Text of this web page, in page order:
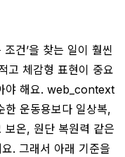
건’을 찾는 일이 훨씬
고 체감형 표현이 중요
야 해요. web_context
한 운동용보다 일상복,
보온, 원단 복원력 같은
. 그래서 아래 기준을